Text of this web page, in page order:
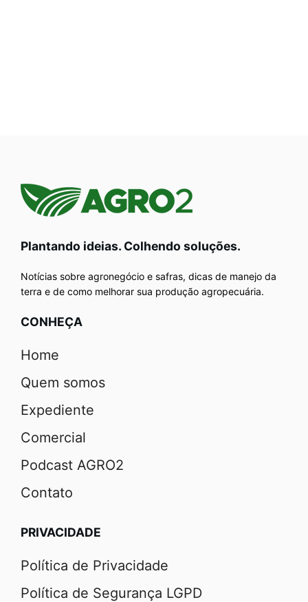
Plantando ideias. Colhendo soluções.
Notícias sobre agronegócio e safras, dicas de manejo da
terra e de como melhorar sua produção agropecuária.
CONHEÇA
Home
Quem somos
Expediente
Comercial
Podcast AGRO2
Contato
PRIVACIDADE
Política de Privacidade
Política de Segurança LGPD